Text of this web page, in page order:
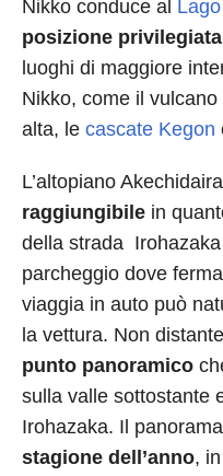
Nikko conduce al
posizione privilegiata
luoghi di maggiore
Nikko, come il
alta, le cascate Kegon
L’altopiano
raggiungibile in
della strada
parcheggio dove
viaggia in auto può
la vettura. Non
punto panoramico
sulla valle sottostante
Irohazaka. Il
stagione dell’anno,